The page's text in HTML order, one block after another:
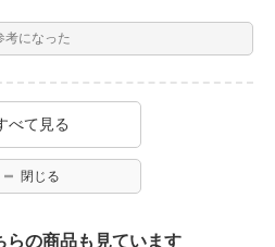
考になった
べて見る
閉じる
らの商品も見ています